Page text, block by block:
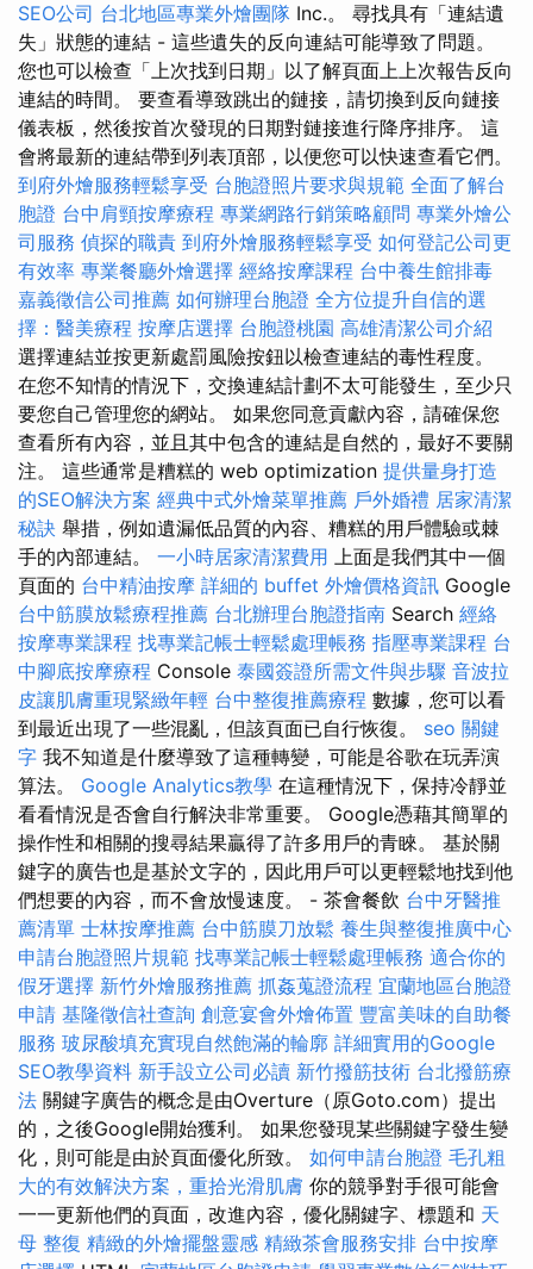
SEO公司 台北地區專業外燴團隊 Inc.。 尋找具有「連結遺
失」狀態的連結 - 這些遺失的反向連結可能導致了問題。
您也可以檢查「上次找到日期」以了解頁面上上次報告反向
連結的時間。 要查看導致跳出的鏈接，請切換到反向鏈接
儀表板，然後按首次發現的日期對鏈接進行降序排序。 這
會將最新的連結帶到列表頂部，以便您可以快速查看它們。
到府外燴服務輕鬆享受 台胞證照片要求與規範 全面了解台
胞證 台中肩頸按摩療程 專業網路行銷策略顧問 專業外燴公
司服務 偵探的職責 到府外燴服務輕鬆享受 如何登記公司更
有效率 專業餐廳外燴選擇 經絡按摩課程 台中養生館排毒
嘉義徵信公司推薦 如何辦理台胞證 全方位提升自信的選
擇：醫美療程 按摩店選擇 台胞證桃園 高雄清潔公司介紹
選擇連結並按更新處罰風險按鈕以檢查連結的毒性程度。
在您不知情的情況下，交換連結計劃不太可能發生，至少只
要您自己管理您的網站。 如果您同意貢獻內容，請確保您
查看所有內容，並且其中包含的連結是自然的，最好不要關
注。 這些通常是糟糕的 web optimization 提供量身打造
的SEO解決方案 經典中式外燴菜單推薦 戶外婚禮 居家清潔
秘訣 舉措，例如遺漏低品質的內容、糟糕的用戶體驗或棘
手的內部連結。 一小時居家清潔費用 上面是我們其中一個
頁面的 台中精油按摩 詳細的 buffet 外燴價格資訊 Google
台中筋膜放鬆療程推薦 台北辦理台胞證指南 Search 經絡
按摩專業課程 找專業記帳士輕鬆處理帳務 指壓專業課程 台
中腳底按摩療程 Console 泰國簽證所需文件與步驟 音波拉
皮讓肌膚重現緊緻年輕 台中整復推薦療程 數據，您可以看
到最近出現了一些混亂，但該頁面已自行恢復。 seo 關鍵
字 我不知道是什麼導致了這種轉變，可能是谷歌在玩弄演
算法。 Google Analytics教學 在這種情況下，保持冷靜並
看看情況是否會自行解決非常重要。 Google憑藉其簡單的
操作性和相關的搜尋結果贏得了許多用戶的青睞。 基於關
鍵字的廣告也是基於文字的，因此用戶可以更輕鬆地找到他
們想要的內容，而不會放慢速度。 - 茶會餐飲 台中牙醫推
薦清單 士林按摩推薦 台中筋膜刀放鬆 養生與整復推廣中心
申請台胞證照片規範 找專業記帳士輕鬆處理帳務 適合你的
假牙選擇 新竹外燴服務推薦 抓姦蒐證流程 宜蘭地區台胞證
申請 基隆徵信社查詢 創意宴會外燴佈置 豐富美味的自助餐
服務 玻尿酸填充實現自然飽滿的輪廓 詳細實用的Google
SEO教學資料 新手設立公司必讀 新竹撥筋技術 台北撥筋療
法 關鍵字廣告的概念是由Overture（原Goto.com）提出
的，之後Google開始獲利。 如果您發現某些關鍵字發生變
化，則可能是由於頁面優化所致。 如何申請台胞證 毛孔粗
大的有效解決方案，重拾光滑肌膚 你的競爭對手很可能會
一一更新他們的頁面，改進內容，優化關鍵字、標題和 天
母 整復 精緻的外燴擺盤靈感 精緻茶會服務安排 台中按摩